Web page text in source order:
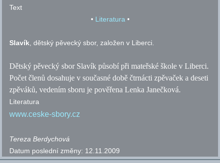
Text
• Literatura•
Slavík, dětský pěvecký sbor, založen v Liberci.
Dětský pěvecký sbor Slavík působí při mateřské škole v Liberci.
Počet členů dosahuje v současné době čtrnácti zpěvaček a deseti
zpěváků, vedením sboru je pověřena Lenka Janečková.
Literatura
www.ceske-sbory.cz
Tereza Berdychová
Datum poslední změny: 12.11.2009